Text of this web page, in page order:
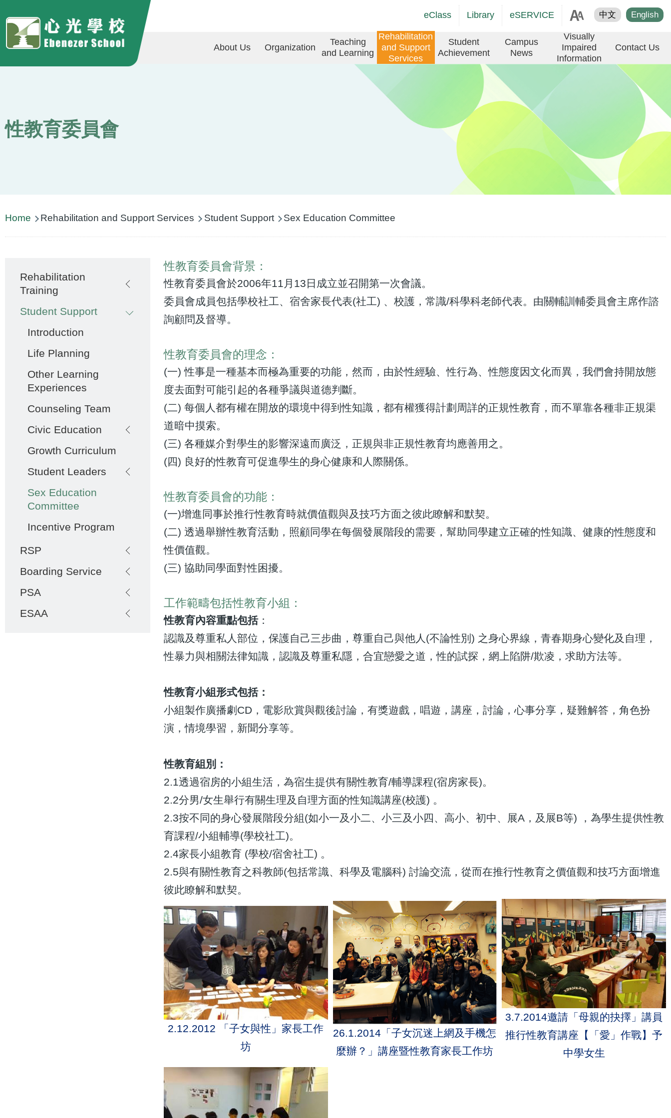
Social
Link
(ENG)
Language
switcher
中文 English
eClass Library eSERVICE
Main
About Us Organization
Teaching
and Learning
Rehabilitation
and Support
Services
Student
Achievement
Campus
News
Visually
Impaired
Information
Contact Us
性教育委員會
Home Rehabilitation and Support Services Student Support Sex Education Committee
性教育委員會背景：
性教育委員會於2006年11月13日成立並召開第一次會議。
委員會成員包括學校社工、宿舍家長代表(社工) 、校護，常識/科學科老師代表。由關輔訓輔委員會主席作諮
詢顧問及督導。
性教育委員會的理念：
(一) 性事是一種基本而極為重要的功能，然而，由於性經驗、性行為、性態度因文化而異，我們會持開放態
度去面對可能引起的各種爭議與道德判斷。
(二) 每個人都有權在開放的環境中得到性知識，都有權獲得計劃周詳的正規性教育，而不單靠各種非正規渠
道暗中摸索。
(三) 各種媒介對學生的影響深遠而廣泛，正規與非正規性教育均應善用之。
(四) 良好的性教育可促進學生的身心健康和人際關係。
性教育委員會的功能：
(一)增進同事於推行性教育時就價值觀與及技巧方面之彼此瞭解和默契。
(二) 透過舉辦性教育活動，照顧同學在每個發展階段的需要，幫助同學建立正確的性知識、健康的性態度和
性價值觀。
(三) 協助同學面對性困擾。
工作範疇包括性教育小組：
性教育內容重點包括：
認識及尊重私人部位，保護自己三步曲，尊重自己與他人(不論性別) 之身心界線，青春期身心變化及自理，
性暴力與相關法律知識，認識及尊重私隱，合宜戀愛之道，性的試探，網上陷阱/欺凌，求助方法等。
性教育小組形式包括：
小組製作廣播劇CD，電影欣賞與觀後討論，有獎遊戲，唱遊，講座，討論，心事分享，疑難解答，角色扮
演，情境學習，新聞分享等。
性教育組別：
2.1透過宿房的小組生活，為宿生提供有關性教育/輔導課程(宿房家長)。
2.2分男/女生舉行有關生理及自理方面的性知識講座(校護) 。
2.3按不同的身心發展階段分組(如小一及小二、小三及小四、高小、初中、展A，及展B等) ，為學生提供性教
育課程/小組輔導(學校社工)。
2.4家長小組教育 (學校/宿舍社工) 。
2.5與有關性教育之科教師(包括常識、科學及電腦科) 討論交流，從而在推行性教育之價值觀和技巧方面增進
彼此瞭解和默契。
2.12.2012 「子女與性」家長工作
坊
26.1.2014「子女沉迷上網及手機怎
麼辦？」講座暨性教育家長工作坊
3.7.2014邀請「母親的抉擇」講員
推行性教育講座【「愛」作戰】予
中學女生
navigation
Rehabilitation
Training
Student Support
Introduction
Life Planning
Other Learning
Experiences
Counseling Team
Civic Education
Growth Curriculum
Student Leaders
Sex Education
Committee
Incentive Program
RSP
Boarding Service
PSA
ESAA